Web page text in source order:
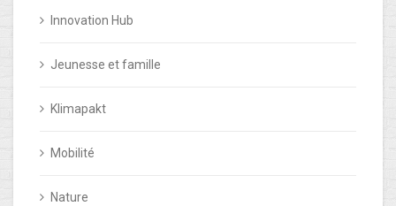
Innovation Hub
Jeunesse et famille
Klimapakt
Mobilité
Nature